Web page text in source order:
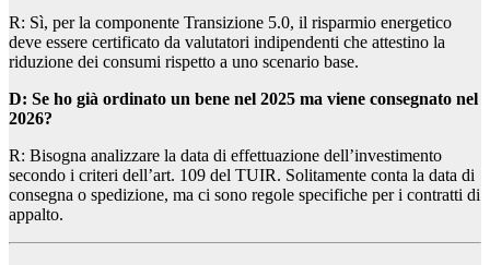
R: Sì, per la componente Transizione 5.0, il risparmio energetico
deve essere certificato da valutatori indipendenti che attestino la
riduzione dei consumi rispetto a uno scenario base.
D: Se ho già ordinato un bene nel 2025 ma viene consegnato nel
2026?
R: Bisogna analizzare la data di effettuazione dell’investimento
secondo i criteri dell’art. 109 del TUIR. Solitamente conta la data di
consegna o spedizione, ma ci sono regole specifiche per i contratti di
appalto.